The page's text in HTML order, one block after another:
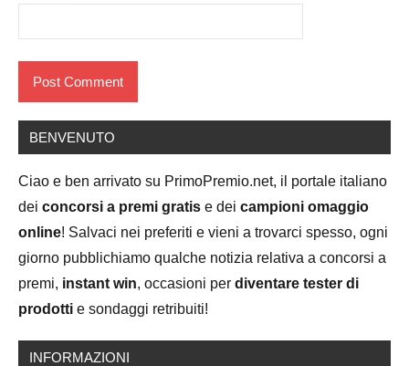
BENVENUTO
Ciao e ben arrivato su PrimoPremio.net, il portale italiano
dei concorsi a premi gratis e dei campioni omaggio
online! Salvaci nei preferiti e vieni a trovarci spesso, ogni
giorno pubblichiamo qualche notizia relativa a concorsi a
premi, instant win, occasioni per diventare tester di
prodotti e sondaggi retribuiti!
INFORMAZIONI